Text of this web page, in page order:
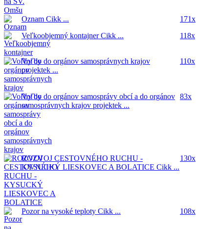
Oznam Cikk ...
171x
Veľkoobjemný kontajnerCikk ... 118x
Voľby do orgánov samosprávnych krajov
projektek ...
110x
Voľby do orgánov samosprávy obcí a do orgánov
samosprávnych krajov projektek ...
83x
ROZVOJ CESTOVNÉHO RUCHU -
KYSUCKÝ LIESKOVEC A BOLATICE Cikk ...
130x
Pozor na vysoké teploty Cikk ... 108x